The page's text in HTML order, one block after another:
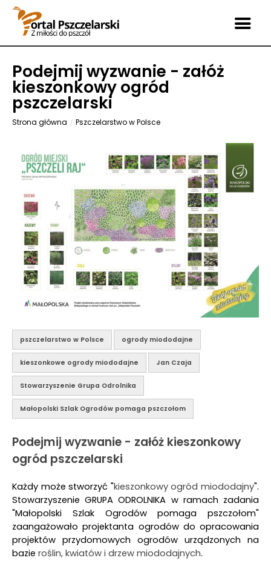
Podejmij wyzwanie - załóż
kieszonkowy ogród
pszczelarski
Strona główna Pszczelarstwo w Polsce
pszczelarstwo w Polsce ogrody miododajne
kieszonkowe ogrody miododajne Jan Czaja
Stowarzyszenie Grupa Odrolnika
Małopolski Szlak Ogrodów pomaga pszczołom
Podejmij wyzwanie - załóż kieszonkowy
ogród pszczelarski
Każdy może stworzyć "kieszonkowy ogród miododajny".
Stowarzyszenie GRUPA ODROLNIKA w ramach zadania
"Małopolski Szlak Ogrodów pomaga pszczołom"
zaangażowało projektanta ogrodów do opracowania
projektów przydomowych ogrodów urządzonych na
bazie roślin, kwiatów i drzew miododajnych.